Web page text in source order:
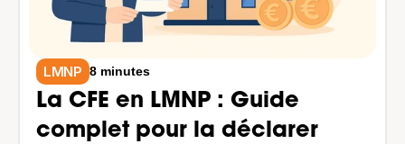
LMNP 8 minutes
La CFE en LMNP : Guide
complet pour la déclarer